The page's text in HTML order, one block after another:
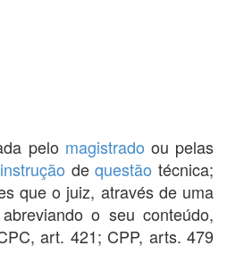
pelo magistrado ou pelas
instrução dequestão técnica;
que o juiz, através de uma
o seu conteúdo,
art. 421; CPP, arts. 479